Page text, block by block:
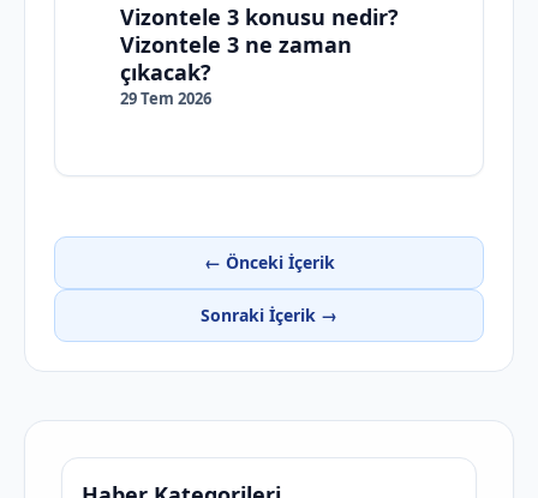
Vizontele 3 konusu nedir?
Vizontele 3 ne zaman
çıkacak?
29 Tem 2026
← Önceki İçerik
Sonraki İçerik →